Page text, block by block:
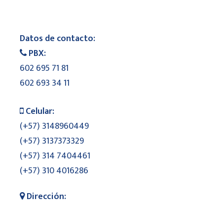
Datos de contacto:
PBX:
602 695 71 81
602 693 34 11
Celular:
(+57) 3148960449
(+57) 3137373329
(+57) 314 7404461
(+57) 310 4016286
Dirección: